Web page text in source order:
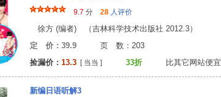
9.7 分 28 人评价
徐方 (编者) （吉林科学技术出版社 2012.3）
定 价：39.9 页 数：203
捡漏价： 13.3 [ 当当 ] 33折 比其它网站便宜
新编日语听解3